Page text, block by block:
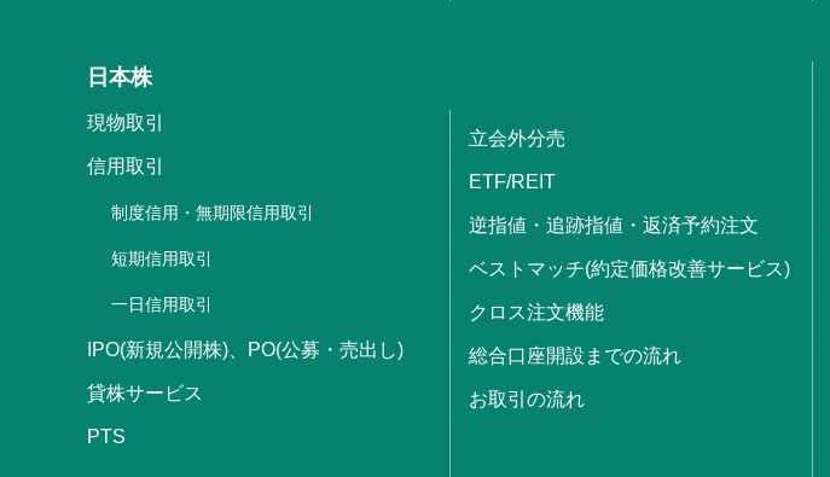
日本株
現物取引
信用取引
制度信用・無期限信用取引
短期信用取引
一日信用取引
IPO(新規公開株)、PO(公募・売出し)
貸株サービス
PTS
立会外分売
ETF/REIT
逆指値・追跡指値・返済予約注文
ベストマッチ(約定価格改善サービス)
クロス注文機能
総合口座開設までの流れ
お取引の流れ